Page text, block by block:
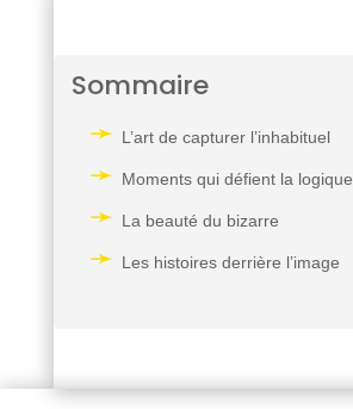
Sommaire
L’art de capturer l’inhabituel
Moments qui défient la logique
La beauté du bizarre
Les histoires derrière l’image